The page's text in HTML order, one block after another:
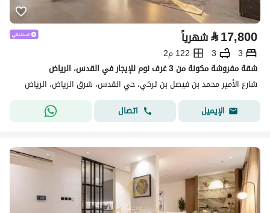
⃁17,800 شهرياً
3
3
122 م2
شقة مفروشة مكونة من 3 غرف نوم للإيجار في القدس، الرياض
شارع الأمير محمد بن فيصل بن تركي، حي القدس، شرق الرياض، الرياض
الإيميل
اتصال